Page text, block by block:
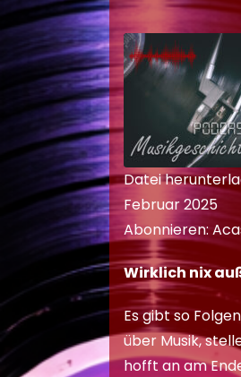
Acast
Deezer
RSS FEED
TEILEN
LINK
EMBED
Datei
Februar 2025
Abonnieren:
Wirklich nix
Es gibt so
über Musik,
hofft an am